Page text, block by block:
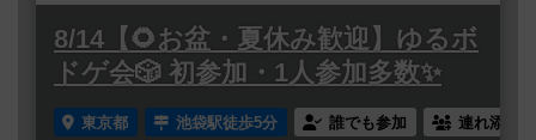
8/14【🌻お盆・夏休み歓迎】ゆるボ
ドゲ会🎲 初参加・1人参加多数✨
東京都 池袋駅徒歩5分 誰でも参加 連れ添い